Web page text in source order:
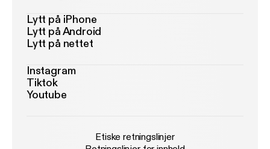
Lytt på iPhone
Lytt på Android
Lytt på nettet
Instagram
Tiktok
Youtube
Etiske retningslinjer